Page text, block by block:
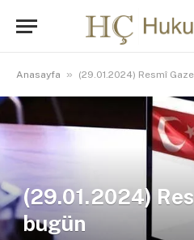
Anasayfa » (29.01.2024) Resmî
(29.01.2024)
bugün